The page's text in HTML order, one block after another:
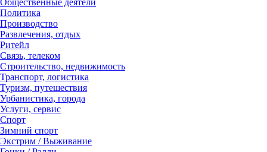
Общественные деятели
Политика
Производство
Развлечения, отдых
Ритейл
Связь, телеком
Строительство, недвижимость
Транспорт, логистика
Туризм, путешествия
Урбанистика, города
Услуги, сервис
Спорт
Зимний спорт
Экстрим / Выживание